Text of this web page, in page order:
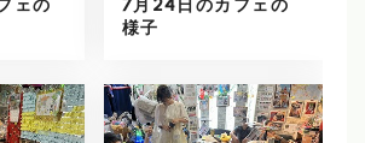
ェの
7月24日のカフェの
様子